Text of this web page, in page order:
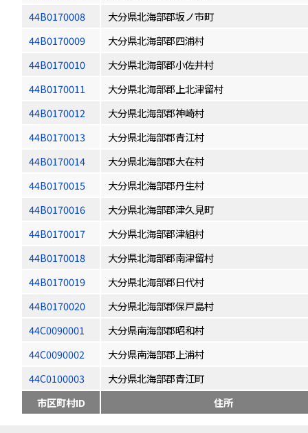
44B0170008
大分県北海部郡坂ノ市町
44B0170009
大分県北海部郡四浦村
44B0170010
大分県北海部郡小佐井村
44B0170011
大分県北海部郡上北津留村
44B0170012
大分県北海部郡神崎村
44B0170013
大分県北海部郡青江村
44B0170014
大分県北海部郡大在村
44B0170015
大分県北海部郡丹生村
44B0170016
大分県北海部郡津久見町
44B0170017
大分県北海部郡津組村
44B0170018
大分県北海部郡南津留村
44B0170019
大分県北海部郡日代村
44B0170020
大分県北海部郡保戸島村
44C0090001
大分県南海部郡昭和村
44C0090002
大分県南海部郡上浦村
44C0100003
大分県北海部郡青江町
市区町村ID
住所